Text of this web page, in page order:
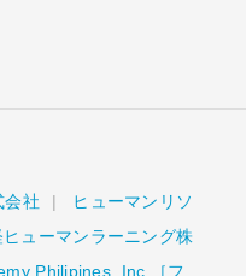
会社
ヒューマンリソ
ヒューマンラーニング株
Philipines, Inc.［フ